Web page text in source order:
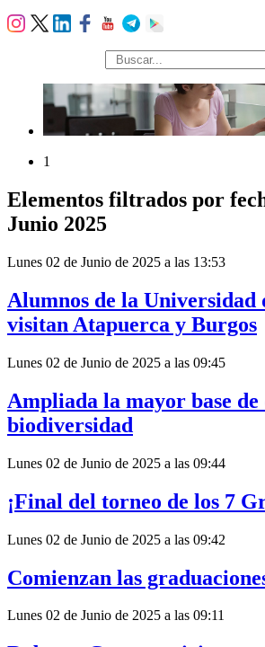
búsqueda
1
Elementos filtrados por
Junio 2025
Lunes 02 de Junio de 2025 a las 13:53
Alumnos de la Universidad
visitan Atapuerca y Burgos
Lunes 02 de Junio de 2025 a las 09:45
Ampliada la mayor base de
biodiversidad
Lunes 02 de Junio de 2025 a las 09:44
¡Final del torneo de los 7
Lunes 02 de Junio de 2025 a las 09:42
Comienzan las
Lunes 02 de Junio de 2025 a las 09:11